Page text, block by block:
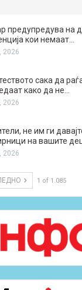
предупредува на
кои немаат…
2026
сака да
како да не…
2026
не им ги
на вашите
2026
1 of 1.085